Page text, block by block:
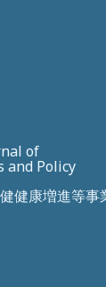
of
and Policy
健康増進等事